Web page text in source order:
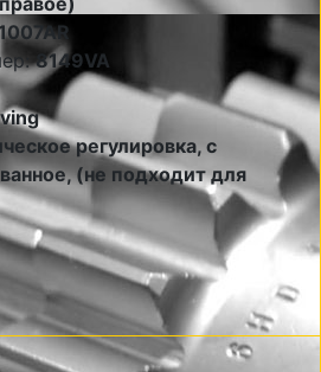
8149VA
регулировка, с
(не подходит для